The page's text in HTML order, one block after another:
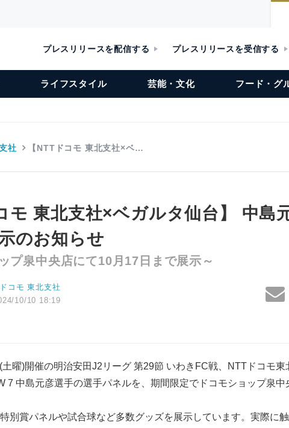
プレスリリースを配信する プレスリリースを受信する
ライフスタイル 芸能・文化 フード・グ
社 【NTTドコモ 東北支社×ベ…
モ 東北支社×ベガルタ仙台】 中島
のお知らせ
プ泉中央店にて10月17日まで展示～
コモ 東北支社
10/10 18:19
曜)開催の明治安田J2リーグ 第29節 いわきFC戦、NTTドコモ東
7 中島元彦選手の選手パネルを、期間限定でドコモショップ泉
別賞パネルや試合球など多数グッズを展示しています。実際に